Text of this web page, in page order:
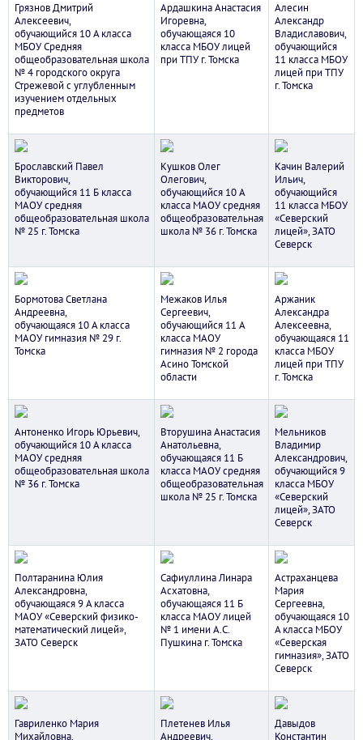
Грязнов Дмитрий
Алексеевич,
обучающийся 10 А класса
МБОУ Средняя
общеобразовательная школа
№ 4 городского округа
Стрежевой с углубленным
изучением отдельных
предметов
Ардашкина Анастасия
Игоревна,
обучающаяся 10
класса МБОУ лицей
при ТПУ г. Томска
Алесин
Александр
Владиславович,
обучающийся
11 класса МБОУ
лицей при ТПУ
г. Томска
Брославский Павел
Викторович,
обучающийся 11 Б класса
МАОУ средняя
общеобразовательная школа
№ 25 г. Томска
Кушков Олег
Олегович,
обучающийся 10 А
класса МАОУ средняя
общеобразовательная
школа № 36 г. Томска
Качин Валерий
Ильич,
обучающийся
11 класса МБОУ
«Северский
лицей», ЗАТО
Северск
Бормотова Светлана
Андреевна,
обучающаяся 10 А класса
МАОУ гимназия № 29 г.
Томска
Межаков Илья
Сергеевич,
обучающийся 11 А
класса МАОУ
гимназия № 2 города
Асино Томской
области
Аржаник
Александра
Алексеевна,
обучающаяся 11
класса МБОУ
лицей при ТПУ
г. Томска
Антоненко Игорь Юрьевич,
обучающийся 10 А класса
МАОУ средняя
общеобразовательная школа
№ 36 г. Томска
Вторушина Анастасия
Анатольевна,
обучающаяся 11 Б
класса МАОУ средняя
общеобразовательная
школа № 25 г. Томска
Мельников
Владимир
Александрович,
обучающийся 9
класса МБОУ
«Северский
лицей», ЗАТО
Северск
Полтаранина Юлия
Александровна,
обучающаяся 9 А класса
МАОУ «Северский физико-
математический лицей»,
ЗАТО Северск
Сафиуллина Линара
Асхатовна,
обучающаяся 11 Б
класса МАОУ лицей
№ 1 имени А.С.
Пушкина г. Томска
Астраханцева
Мария
Сергеевна,
обучающаяся 10
А класса МБОУ
«Северская
гимназия», ЗАТО
Северск
Гавриленко Мария
Михайловна,
Плетенев Илья
Андреевич,
Давыдов
Константин